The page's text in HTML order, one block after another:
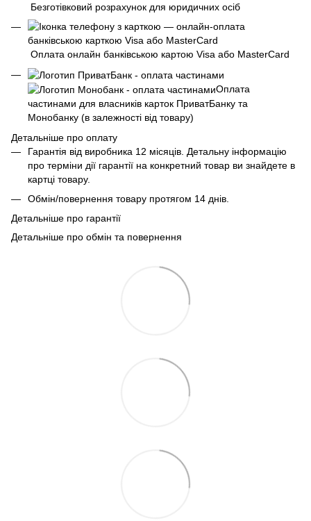
Безготівковий розрахунок для юридичних осіб
Оплата онлайн банківською картою Visa або MasterCard
Оплата
частинами для власників карток ПриватБанку та
Монобанку (в залежності від товару)
Детальніше про оплату
Гарантія від виробника 12 місяців. Детальну інформацію
про терміни дії гарантії на конкретний товар ви знайдете в
картці товару.
Обмін/повернення товару протягом 14 днів.
Детальніше про гарантії
Детальніше про обмін та повернення